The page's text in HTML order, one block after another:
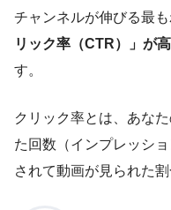
チャンネルが伸びる最も
リック率（CTR）」が
す。
クリック率とは、あな
た回数（インプレッシ
されて動画が見られた割